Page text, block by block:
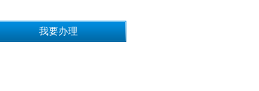
我要办理